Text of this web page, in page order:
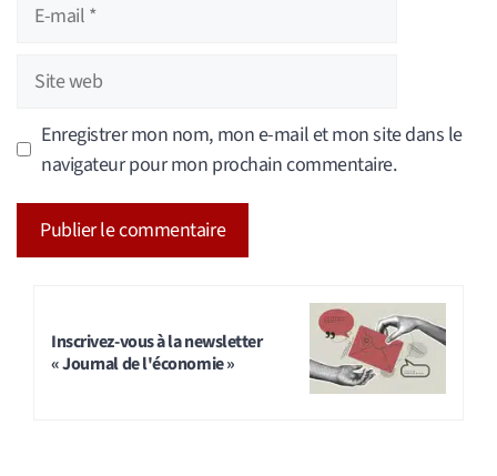
Site
web
Enregistrer mon nom, mon e-mail et mon site dans le
navigateur pour mon prochain commentaire.
Inscrivez-vous à la newsletter
« Journal de l'économie »